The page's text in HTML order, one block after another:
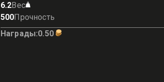
6.2Вес
500Прочность
Награды:0.50